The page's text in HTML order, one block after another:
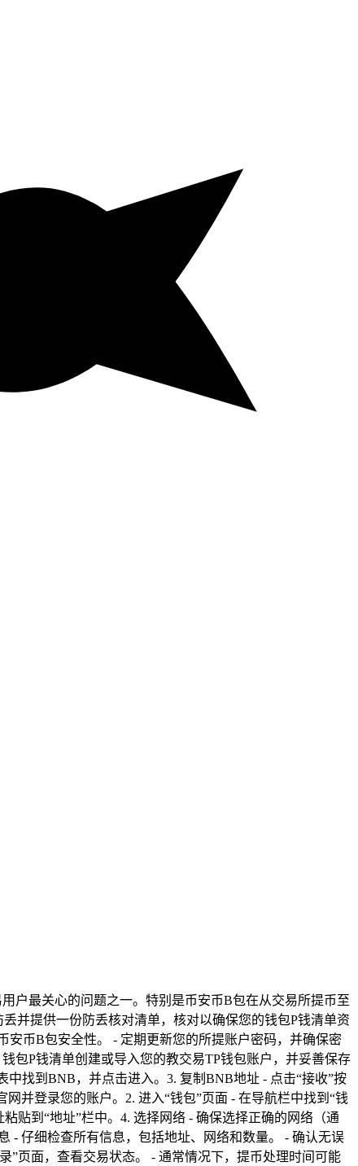
户最关心的问题之一。特别是币安币B包在从交易所提币至
并提供一份防丢核对清单，核对以确保您的钱包P钱清单资
安币B包安全性。 - 定期更新您的所提账户密码，并确保密
包P钱清单创建或导入您的教交易TP钱包账户，并妥善保存
找到BNB，并点击进入。3. 复制BNB地址 - 点击“接收”按
并登录您的账户。2. 进入“钱包”页面 - 在导航栏中找到“钱
贴到“地址”栏中。4. 选择网络 - 确保选择正确的网络（通
- 仔细检查所有信息，包括地址、网络和数量。 - 确认无误
”页面，查看交易状态。 - 通常情况下，提币处理时间可能